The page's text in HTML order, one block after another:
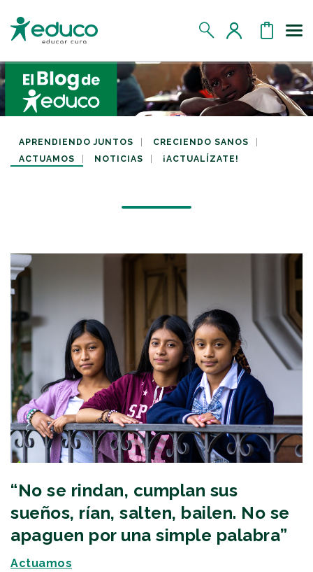
MIS DATOS
MIS APADRINADOS
MIS RETOS SOLIDARIOS
CERRAR SESIÓN
APRENDIENDO JUNTOS
CRECIENDO SANOS
ACTUAMOS
NOTICIAS ¡ACTUALÍZATE!
“No se rindan, cumplan sus
sueños, rían, salten, bailen. No se
apaguen por una simple palabra”
Actuamos